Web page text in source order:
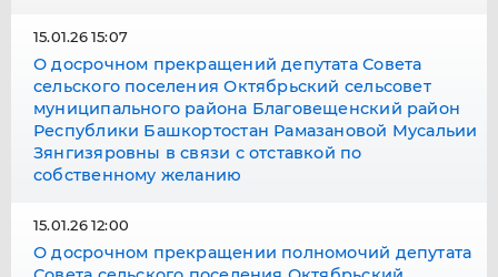
О досрочном прекращений депутата Совета
сельского поселения Октябрьский сельсовет
муниципального района Благовещенский район
Республики Башкортостан Рамазановой Мусальии
Зянгизяровны в связи с отставкой по
собственному желанию
15.01.26 15:07
О досрочном прекращении полномочий депутата
15.01.26 12:00